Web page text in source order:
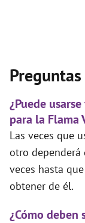
¿Puede
para la Flama
Las veces que
otro dependerá
veces hasta
obtener de él.
¿Cómo deben